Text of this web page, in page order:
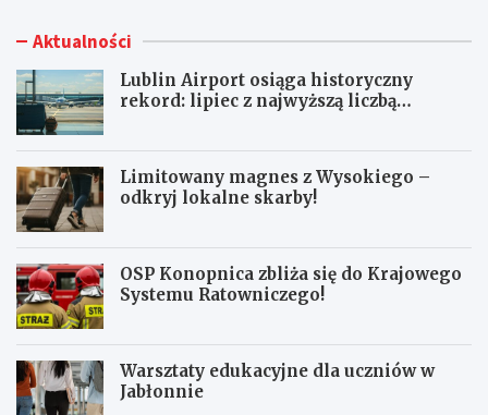
Aktualności
Lublin Airport osiąga historyczny
rekord: lipiec z najwyższą liczbą
Limitowany magnes z Wysokiego –
odkryj lokalne skarby!
OSP Konopnica zbliża się do Krajowego
Systemu Ratowniczego!
Warsztaty edukacyjne dla uczniów w
Jabłonnie